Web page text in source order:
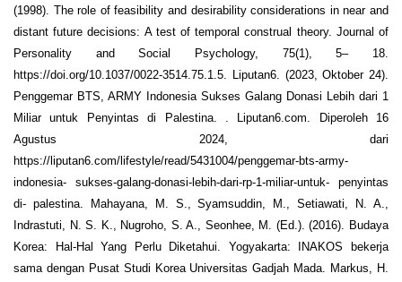
(1998). The role of feasibility and desirability considerations in near and
distant future decisions: A test of temporal construal theory. Journal of
Personality and Social Psychology, 75(1), 5– 18.
https://doi.org/10.1037/0022-3514.75.1.5. Liputan6. (2023, Oktober 24).
Penggemar BTS, ARMY Indonesia Sukses Galang Donasi Lebih dari 1
Miliar untuk Penyintas di Palestina. . Liputan6.com. Diperoleh 16
Agustus 2024, dari
https://liputan6.com/lifestyle/read/5431004/penggemar-bts-army-
indonesia- sukses-galang-donasi-lebih-dari-rp-1-miliar-untuk- penyintas
di- palestina. Mahayana, M. S., Syamsuddin, M., Setiawati, N. A.,
Indrastuti, N. S. K., Nugroho, S. A., Seonhee, M. (Ed.). (2016). Budaya
Korea: Hal-Hal Yang Perlu Diketahui. Yogyakarta: INAKOS bekerja
sama dengan Pusat Studi Korea Universitas Gadjah Mada. Markus, H.